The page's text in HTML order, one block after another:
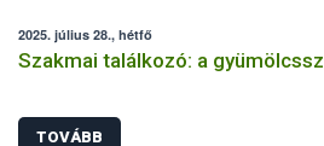
2025. július 28., hétfő
Szakmai találkozó: a
TOVÁBB